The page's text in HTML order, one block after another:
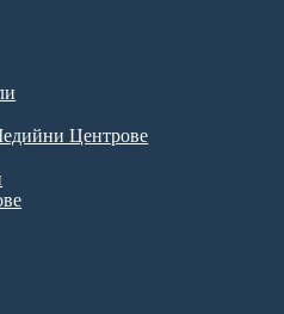
Центрове